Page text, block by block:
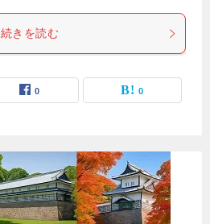
続きを読む
0 0